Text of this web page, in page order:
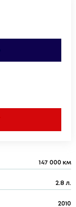
147 000 км
2.8 л.
2010